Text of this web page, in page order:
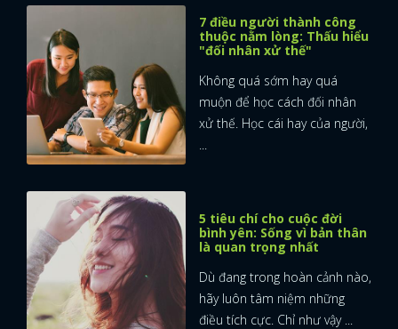
7 điều người thành công
thuộc nằm lòng: Thấu hiểu
"đối nhân xử thế"
Không quá sớm hay quá
muộn để học cách đối nhân
xử thế. Học cái hay của người,
...
5 tiêu chí cho cuộc đời
bình yên: Sống vì bản thân
là quan trọng nhất
Dù đang trong hoàn cảnh nào,
hãy luôn tâm niệm những
điều tích cực. Chỉ như vậy ...